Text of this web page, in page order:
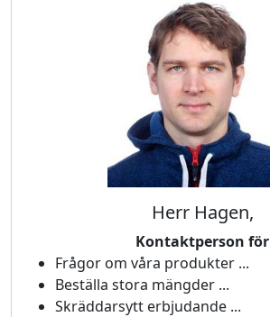
Herr Hagen,
Kontaktperson för
Frågor om våra produkter ...
Beställa stora mängder ...
Skräddarsytt erbjudande ...